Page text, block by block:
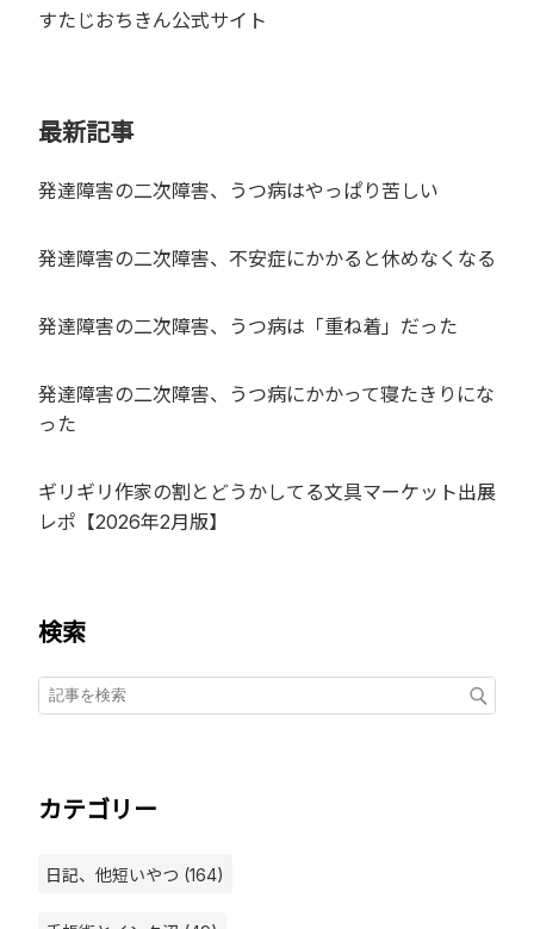
すたじおちきん公式サイト
最新記事
発達障害の二次障害、うつ病はやっぱり苦しい
発達障害の二次障害、不安症にかかると休めなくなる
発達障害の二次障害、うつ病は「重ね着」だった
発達障害の二次障害、うつ病にかかって寝たきりにな
った
ギリギリ作家の割とどうかしてる文具マーケット出展
レポ【2026年2月版】
検索
カテゴリー
日記、他短いやつ (164)